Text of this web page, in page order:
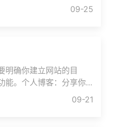
09-25
明确你建立网站的目
能。个人博客：分享你
09-21